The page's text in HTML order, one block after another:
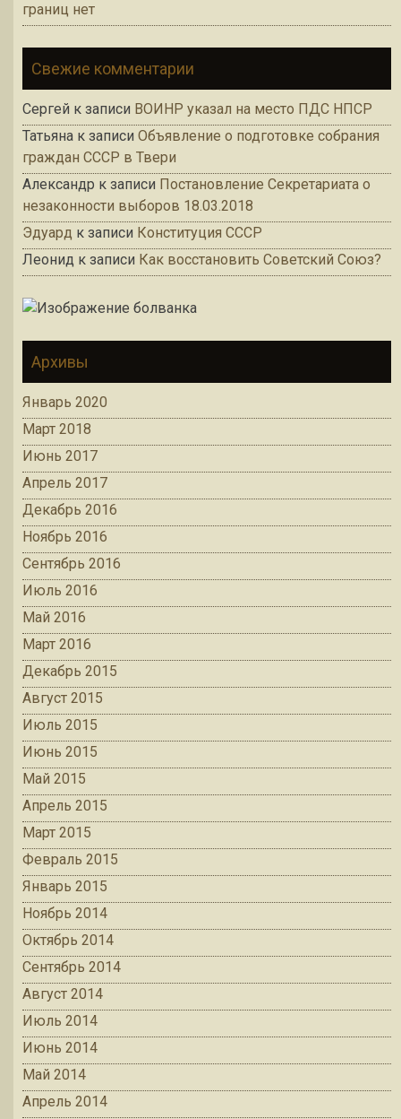
границ нет
Свежие комментарии
Сергей к записи ВОИНР указал на место ПДС НПСР
Татьяна к записи Объявление о подготовке собрания
граждан СССР в Твери
Александр к записи Постановление Секретариата о
незаконности выборов 18.03.2018
Эдуард к записи Конституция СССР
Леонид к записи Как восстановить Советский Союз?
Архивы
Январь 2020
Март 2018
Июнь 2017
Апрель 2017
Декабрь 2016
Ноябрь 2016
Сентябрь 2016
Июль 2016
Май 2016
Март 2016
Декабрь 2015
Август 2015
Июль 2015
Июнь 2015
Май 2015
Апрель 2015
Март 2015
Февраль 2015
Январь 2015
Ноябрь 2014
Октябрь 2014
Сентябрь 2014
Август 2014
Июль 2014
Июнь 2014
Май 2014
Апрель 2014